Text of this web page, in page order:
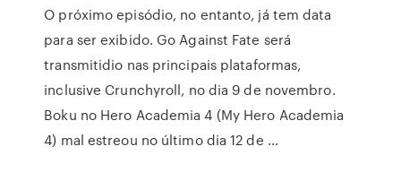
O próximo episódio, no entanto, já tem data
para ser exibido. Go Against Fate será
transmitidio nas principais plataformas,
inclusive Crunchyroll, no dia 9 de novembro.
Boku no Hero Academia 4 (My Hero Academia
4) mal estreou no último dia 12 de …